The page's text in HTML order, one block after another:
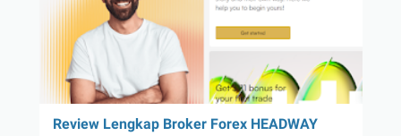
Review Lengkap Broker Forex HEADWAY